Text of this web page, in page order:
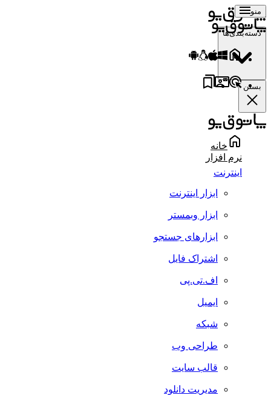
منو
دسته‌بندی‌ها
بستن
خانه
نرم افزار
اینترنت
ابزار اینترنت
ابزار وبمستر
ابزارهای جستجو
اشتراک فایل
اف.تی.پی
ایمیل
شبکه
طراحی وب
قالب سایت
مدیریت دانلود